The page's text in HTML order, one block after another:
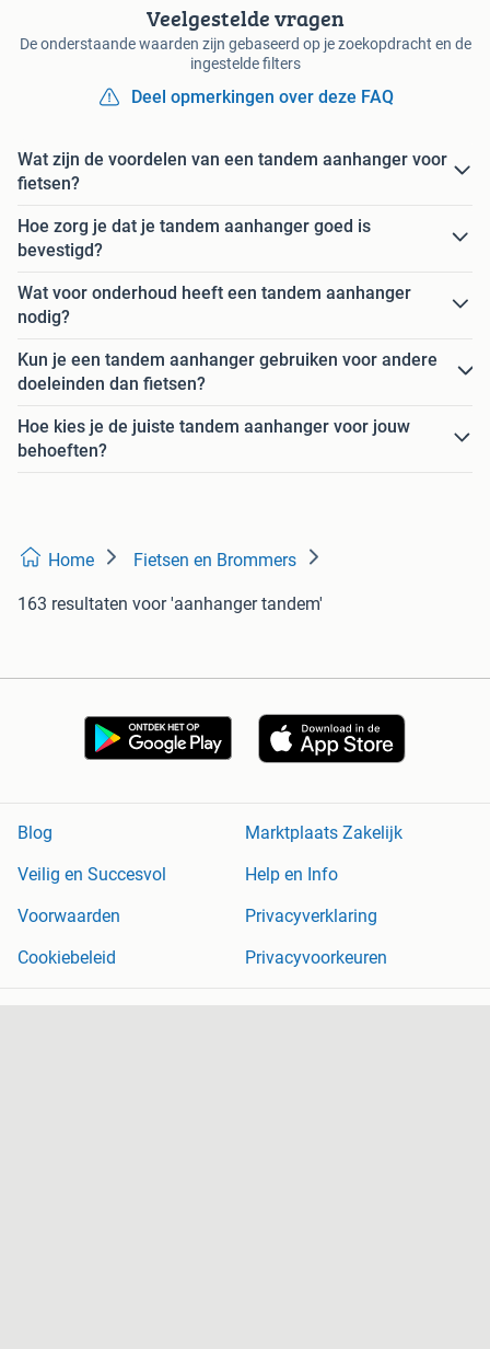
Veelgestelde vragen
De onderstaande waarden zijn gebaseerd op je zoekopdracht en de
ingestelde filters
Deel opmerkingen over deze FAQ
Wat zijn de voordelen van een tandem aanhanger voor
fietsen?
Hoe zorg je dat je tandem aanhanger goed is
bevestigd?
Wat voor onderhoud heeft een tandem aanhanger
nodig?
Kun je een tandem aanhanger gebruiken voor andere
doeleinden dan fietsen?
Hoe kies je de juiste tandem aanhanger voor jouw
behoeften?
Home Fietsen en Brommers
163 resultaten voor 'aanhanger tandem'
Blog
Marktplaats Zakelijk
Veilig en Succesvol
Help en Info
Voorwaarden
Privacyverklaring
Cookiebeleid
Privacyvoorkeuren